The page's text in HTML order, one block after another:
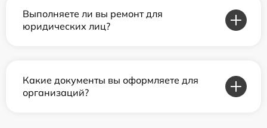
Выполняете ли вы ремонт для
юридических лиц?
Какие документы вы оформляете для
организаций?